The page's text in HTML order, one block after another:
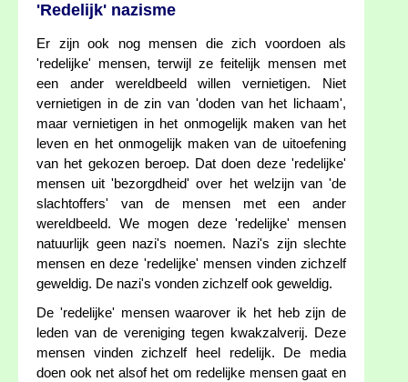
'Redelijk' nazisme
Er zijn ook nog mensen die zich voordoen als
'redelijke' mensen, terwijl ze feitelijk mensen met
een ander wereldbeeld willen vernietigen. Niet
vernietigen in de zin van 'doden van het lichaam',
maar vernietigen in het onmogelijk maken van het
leven en het onmogelijk maken van de uitoefening
van het gekozen beroep. Dat doen deze 'redelijke'
mensen uit 'bezorgdheid' over het welzijn van 'de
slachtoffers' van de mensen met een ander
wereldbeeld. We mogen deze 'redelijke' mensen
natuurlijk geen nazi's noemen. Nazi's zijn slechte
mensen en deze 'redelijke' mensen vinden zichzelf
geweldig. De nazi's vonden zichzelf ook geweldig.
De 'redelijke' mensen waarover ik het heb zijn de
leden van de vereniging tegen kwakzalverij. Deze
mensen vinden zichzelf heel redelijk. De media
doen ook net alsof het om redelijke mensen gaat en